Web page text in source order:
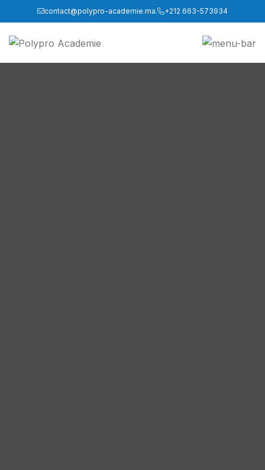
contact@polypro-academie.ma. +212 663-573934